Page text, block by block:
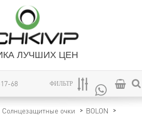
ЛУЧШИХ ЦЕН
68 ФИЛЬТР
Солнцезащитные очки
BOLON